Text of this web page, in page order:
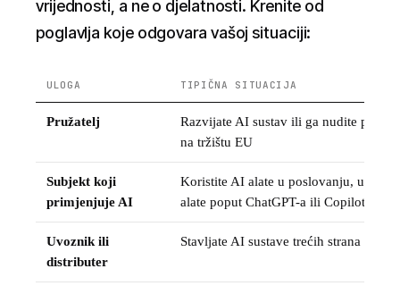
vrijednosti, a ne o djelatnosti. Krenite od
poglavlja koje odgovara vašoj situaciji:
ULOGA TIPIČNA SITUACIJA
Pružatelj
Razvijate AI sustav ili ga nudite pod
na tržištu EU
Subjekt koji
primjenjuje AI
Koristite AI alate u poslovanju,
alate poput ChatGPT-a ili Copilota
Uvoznik ili
distributer
Stavljate AI sustave trećih strana na